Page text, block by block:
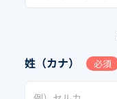
姓（カナ） 必須